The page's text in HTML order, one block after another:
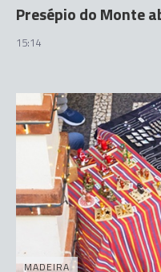
Presépio do Monte
15:14
MADEIRA